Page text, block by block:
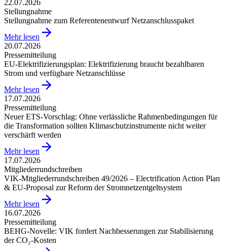
22.07.2026
Stellungnahme
Stellungnahme zum Referentenentwurf Netzanschlusspaket
Mehr lesen
20.07.2026
Pressemitteilung
EU-Elektrifizierungsplan: Elektrifizierung braucht bezahlbaren
Strom und verfügbare Netzanschlüsse
Mehr lesen
17.07.2026
Pressemitteilung
Neuer ETS-Vorschlag: Ohne verlässliche Rahmenbedingungen für
die Transformation sollten Klimaschutzinstrumente nicht weiter
verschärft werden
Mehr lesen
17.07.2026
Mitgliederrundschreiben
VIK-Mitgliederrundschreiben 49/2026 – Electrification Action Plan
& EU-Proposal zur Reform der Stromnetzentgeltsystem
Mehr lesen
16.07.2026
Pressemitteilung
BEHG-Novelle: VIK fordert Nachbesserungen zur Stabilisierung
der CO₂-Kosten